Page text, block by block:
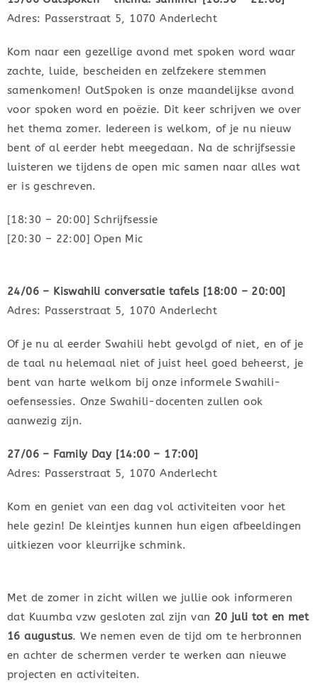
Adres: Passerstraat 5, 1070 Anderlecht
Kom naar een gezellige avond met spoken word waar
zachte, luide, bescheiden en zelfzekere stemmen
samenkomen! OutSpoken is onze maandelijkse avond
voor spoken word en poëzie. Dit keer schrijven we over
het thema zomer. Iedereen is welkom, of je nu nieuw
bent of al eerder hebt meegedaan. Na de schrijfsessie
luisteren we tijdens de open mic samen naar alles wat
er is geschreven.
[18:30 – 20:00] Schrijfsessie
[20:30 – 22:00] Open Mic
24/06 – Kiswahili conversatie tafels [18:00 – 20:00]
Adres: Passerstraat 5, 1070 Anderlecht
Of je nu al eerder Swahili hebt gevolgd of niet, en of je
de taal nu helemaal niet of juist heel goed beheerst, je
bent van harte welkom bij onze informele Swahili-
oefensessies. Onze Swahili-docenten zullen ook
aanwezig zijn.
27/06 – Family Day [14:00 – 17:00]
Adres: Passerstraat 5, 1070 Anderlecht
Kom en geniet van een dag vol activiteiten voor het
hele gezin! De kleintjes kunnen hun eigen afbeeldingen
uitkiezen voor kleurrijke schmink.
Met de zomer in zicht willen we jullie ook informeren
dat Kuumba vzw gesloten zal zijn van 20 juli tot en met
16 augustus. We nemen even de tijd om te herbronnen
en achter de schermen verder te werken aan nieuwe
projecten en activiteiten.